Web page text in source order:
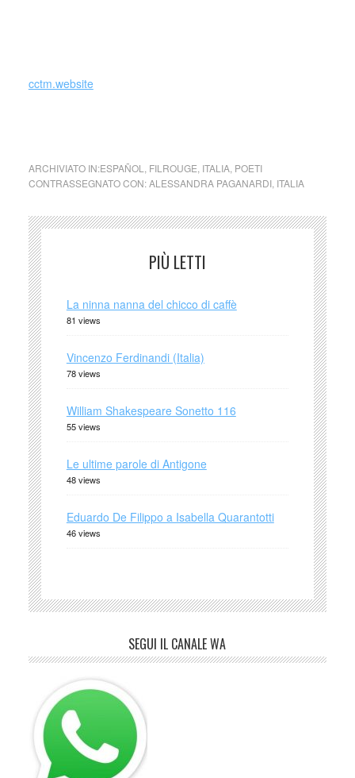
cctm.website
ARCHIVIATO IN:ESPAÑOL FILROUGE ITALIA, POETI
CONTRASSEGNATO CON:ALESSANDRA PAGANARDI, ITALIA
PIÙ LETTI
La ninna nanna del chicco di caffè
81 views
Vincenzo Ferdinandi (Italia)
78 views
William Shakespeare Sonetto 116
55 views
Le ultime parole di Antigone
48 views
Eduardo De Filippo a Isabella Quarantotti
46 views
SEGUI IL CANALE WA